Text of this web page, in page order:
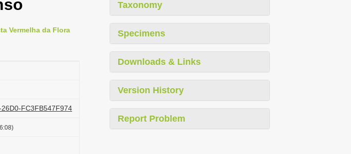
Vermelha da Flora
FC3FB547F974
Taxonomy
Specimens
Downloads & Links
Version History
Report Problem